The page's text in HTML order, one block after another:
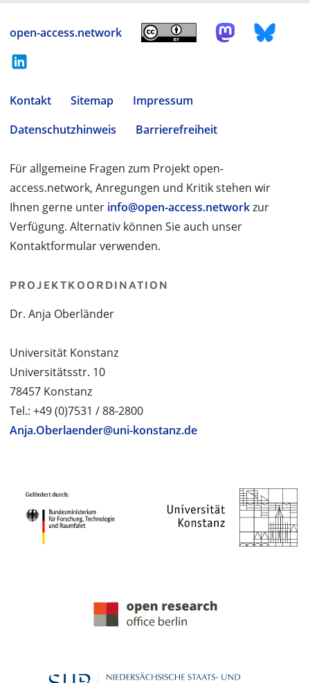
open-access.network
Kontakt Sitemap
Impressum
Datenschutzhinweis
Barrierefreiheit
Für allgemeine Fragen zum Projekt open-
access.network, Anregungen und Kritik stehen wir
Ihnen gerne unter info@open-access.networkzur
Verfügung. Alternativ können Sie auch unser
Kontaktformular verwenden.
PROJEKTKOORDINATION
Dr. Anja Oberländer
Universität Konstanz
Universitätsstr. 10
78457 Konstanz
Tel.: +49 (0)7531 / 88-2800
Anja.Oberlaender@uni-konstanz.de